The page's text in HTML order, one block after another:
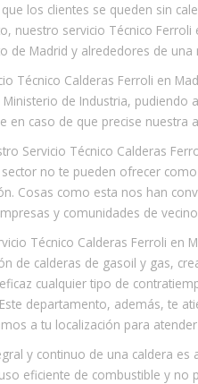
los clientes se queden sin
nuestro servicio Técnico
de Madrid y alrededores de
Técnico Calderas Ferroli en
Ministerio de Industria,
en caso de que precise nuestra
Servicio Técnico Calderas
no te pueden ofrecer
Cosas como esta nos han
y comunidades de
Técnico Calderas Ferroli
de calderas de gasoil y gas,
cualquier tipo de
departamento, además, te
a tu localización para
y continuo de una caldera
eficiente de combustible y